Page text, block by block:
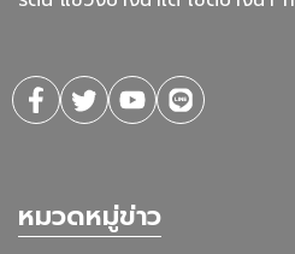
หมวดหมู่ข่าว